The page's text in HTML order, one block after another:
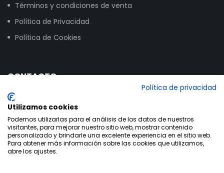
Términos y condiciones de venta
Política de Privacidad
Política de Cookies
CONTACTO
Calle Vitoria, 258, NAVE 16, 09007 Burgos
+34 947 24 00 03
info@bikextrem.com
Política de privacidad
Utilizamos cookies
Podemos utilizarlas para el análisis de los datos de nuestros
visitantes, para mejorar nuestro sitio web, mostrar contenido
personalizado y brindarle una excelente experiencia en el sitio web.
Para obtener más información sobre las cookies que utilizamos,
abre los ajustes.